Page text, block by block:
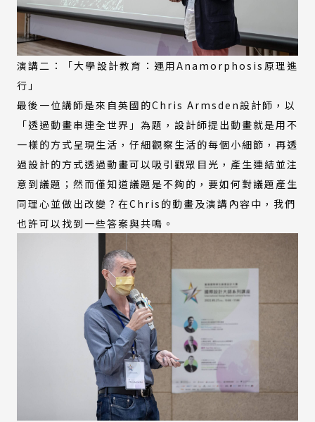
演講二：「大學設計教育：運用Anamorphosis原理進
行」
最後一位講師是來自英國的Chris Armsden設計師，以
「透過動畫串連全世界」為題，設計師提出動畫就是用不
一樣的方式呈現生活，仔細觀察生活的每個小細節，再透
過設計的方式透過動畫可以吸引觀眾目光，產生連結並注
意到議題；然而僅知道議題是不夠的，要如何對議題產生
同理心並做出改變？在Chris的動畫及演講內容中，我們
也許可以找到一些答案與共鳴。